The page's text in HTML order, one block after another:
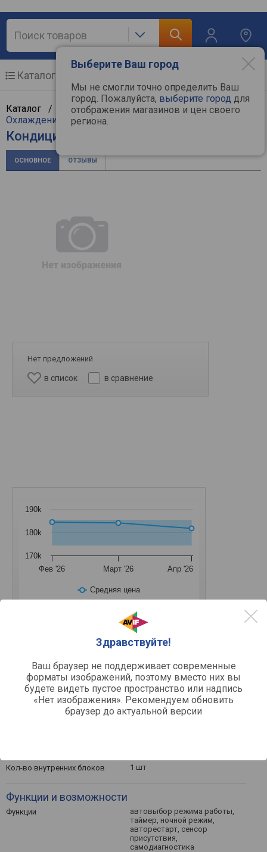
Выберите Ваш город
Мы не смогли точно определить Ваш
город. Пожалуйста, выберите город для
отображения магазинов и цен своего
региона.
Здравствуйте!
Ваш браузер не поддерживает современные
форматы изображений, поэтому вместо них вы
будете видеть пустое пространство или надпись
«Нет изображения». Рекомендуем обновить
браузер до актуальной версии
Каталог
Каталог / Климат, отопление и водоснабжение/
Охлаждение и климат/
Кондиционер Panasonic CS-E18RKDW
ОСНОВНОЕ ОТЗЫВЫ
Нет предложений
в список в сравнение
Средняя цена
Фев '26 Март '26 Апр '26
170k
180k
190k
35 м² 42 м² 50 м²
Другое
мультисплит-система
Кол-во внутренних блоков
1 шт
Функции и возможности
Функции
автовыбор режима работы,
таймер, ночной режим,
авторестарт, сенсор
присутствия,
самодиагностика